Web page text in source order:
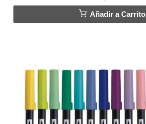
Añadir a Carrito